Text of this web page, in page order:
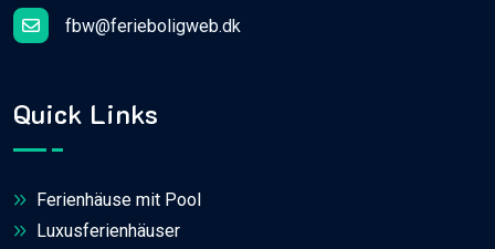
fbw@ferieboligweb.dk
Quick Links
Ferienhäuse mit Pool
Luxusferienhäuser